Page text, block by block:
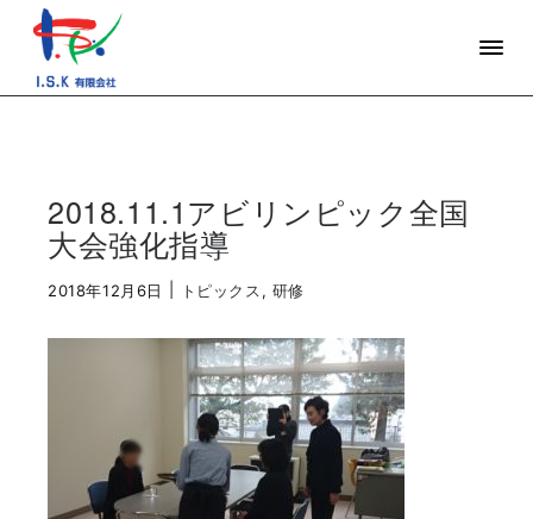
2018.11.1アビリンピック全国
大会強化指導
2018年12月6日 トピックス, 研修